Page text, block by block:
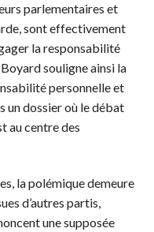
parlementaires et
sont effectivement
la responsabilité
souligne ainsi la
personnelle et
un dossier où le débat
au centre des
la polémique demeure
d’autres partis,
une supposée